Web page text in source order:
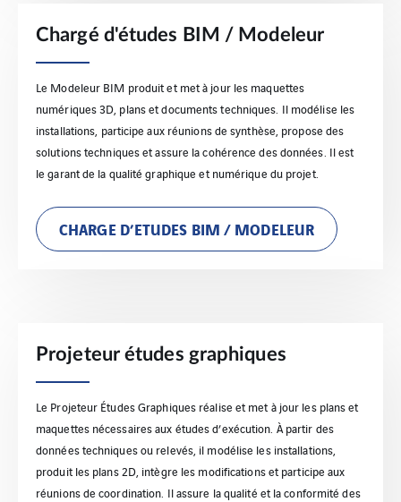
Chargé d'études BIM / Modeleur
Le Modeleur BIM produit et met à jour les maquettes
numériques 3D, plans et documents techniques. Il modélise les
installations, participe aux réunions de synthèse, propose des
solutions techniques et assure la cohérence des données. Il est
le garant de la qualité graphique et numérique du projet.
CHARGE D’ETUDES BIM / MODELEUR
Projeteur études graphiques
Le Projeteur Études Graphiques réalise et met à jour les plans et
maquettes nécessaires aux études d’exécution. À partir des
données techniques ou relevés, il modélise les installations,
produit les plans 2D, intègre les modifications et participe aux
réunions de coordination. Il assure la qualité et la conformité des